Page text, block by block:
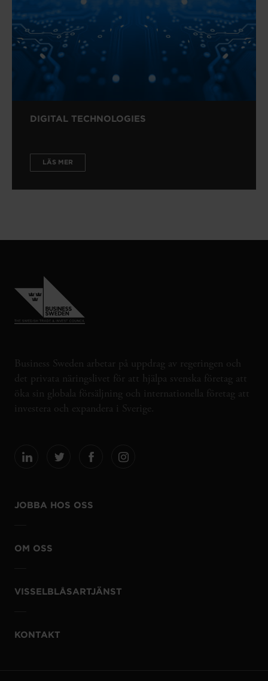
DIGITAL TECHNOLOGIES
LÄS MER
Business Sweden arbetar på uppdrag av regeringen och
det privata näringslivet för att hjälpa svenska företag att
öka sin globala försäljning och internationella företag att
investera och expandera i Sverige.
JOBBA HOS OSS
OM OSS
VISSELBLÅSARTJÄNST
KONTAKT